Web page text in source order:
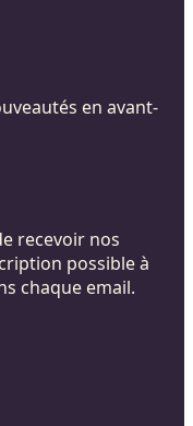
en avant-
recevoir nos
possible à
chaque email.